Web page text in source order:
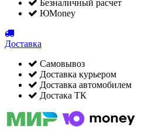
Безналичный расчет
ЮMoney
Доставка
Самовывоз
Доставка курьером
Доставка автомобилем
Достака ТК